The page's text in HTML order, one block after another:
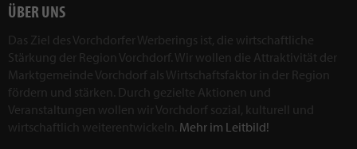
ÜBER UNS
Das Ziel des Vorchdorfer Werberings ist, die wirtschaftliche
Stärkung der Region Vorchdorf. Wir wollen die Attraktivität der
Marktgemeinde Vorchdorf als Wirtschaftsfaktor in der Region
fördern und stärken. Durch gezielte Aktionen und
Veranstaltungen wollen wir Vorchdorf sozial, kulturell und
wirtschaftlich weiterentwickeln. Mehr im Leitbild!